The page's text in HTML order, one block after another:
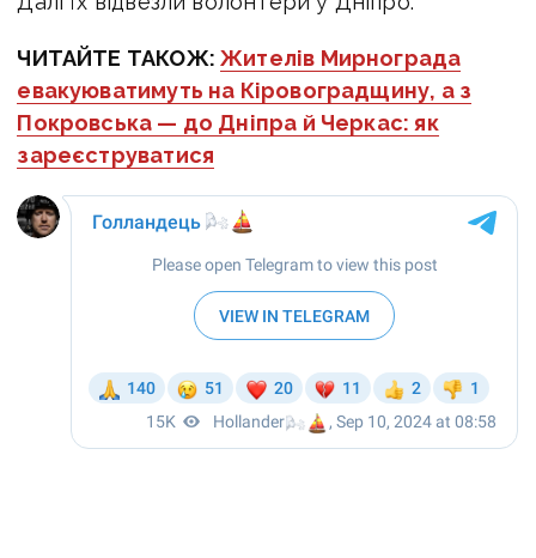
ЧИТАЙТЕ ТАКОЖ:Жителів Мирнограда
евакуюватимуть на Кіровоградщину, а з
Покровська — до Дніпра й Черкас: як
зареєструватися